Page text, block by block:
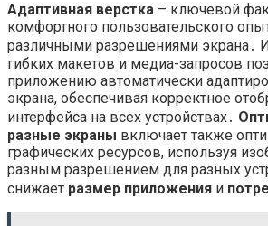
Адаптивная верстка – ключевой
комфортного пользовательского
различными разрешениями экрана․
гибких макетов и медиа-запросов
приложению автоматически
экрана, обеспечивая корректное
интерфейса на всех устройствах․
разные экраны включает также
графических ресурсов, используя
разным разрешением для разных
снижает размер приложения и